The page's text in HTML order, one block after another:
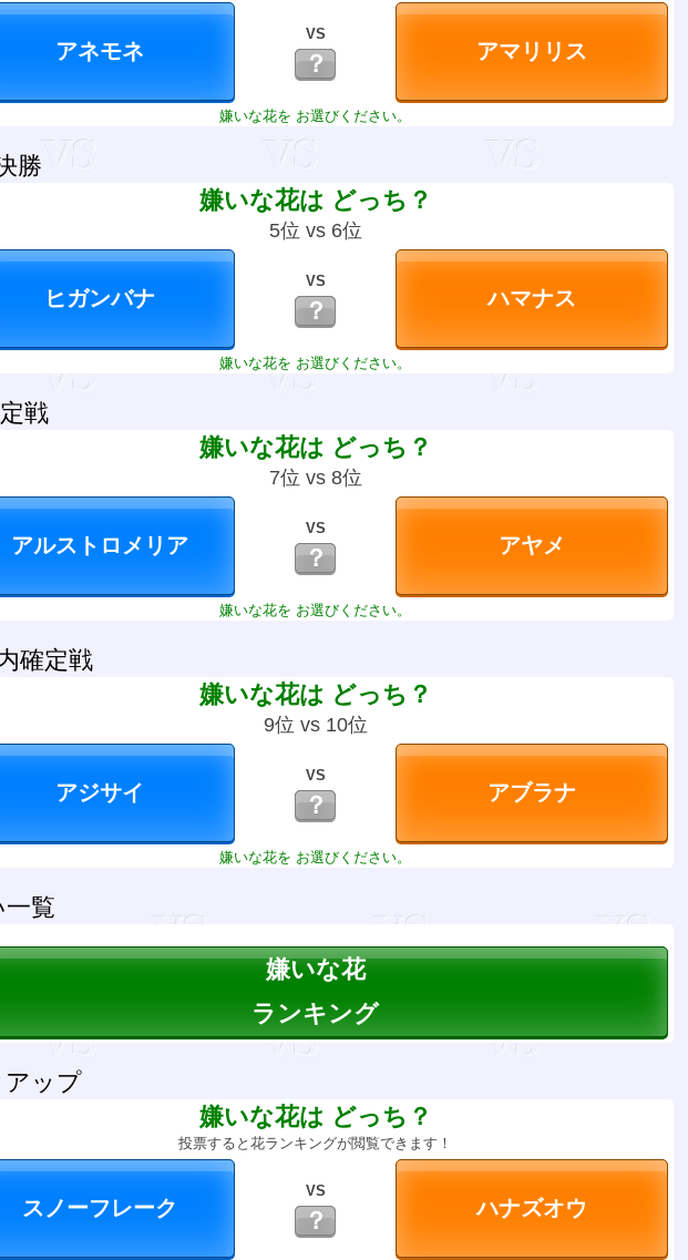
VS
？
嫌いな花を お選びください。
勝
嫌いな花は どっち？
5位 vs 6位
VS
？
嫌いな花を お選びください。
戦
嫌いな花は どっち？
7位 vs 8位
VS
？
嫌いな花を お選びください。
確定戦
嫌いな花は どっち？
9位 vs 10位
VS
？
嫌いな花を お選びください。
覧
嫌いな花
ランキング
アップ
嫌いな花は どっち？
投票すると花ランキングが閲覧できます！
VS
？